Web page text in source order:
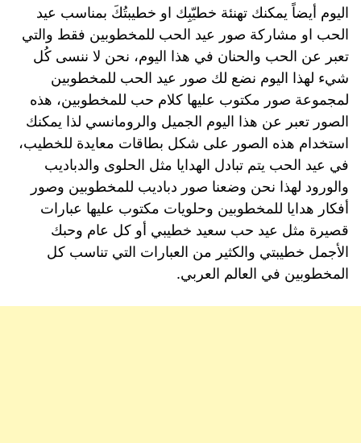
اليوم أيضاً يمكنك تهنئة خطيّبِك او خطيبتُكَ بمناسب عيد
الحب او مشاركة صور عيد الحب للمخطوبين فقط والتي
تعبر عن الحب والحنان في هذا اليوم، نحن لا ننسى كُل
شيء لهذا اليوم نضع لك صور عيد الحب للمخطوبين
لمجموعة صور مكتوب عليها كلام حب للمخطوبين، هذه
الصور تعبر عن هذا اليوم الجميل والرومانسي لذا يمكنك
استخدام هذه الصور على شكل بطاقات معايدة للخطيب،
في عيد الحب يتم تبادل الهدايا مثل الحلوى والدباديب
والورود لهذا نحن وضعنا صور دباديب للمخطوبين وصور
أفكار هدايا للمخطوبين وحلويات مكتوب عليها عبارات
قصيرة مثل عيد حب سعيد خطيبي أو كل عام وحبك
الأجمل خطيبتي والكثير من العبارات التي تناسب كل
المخطوبين في العالم العربي.